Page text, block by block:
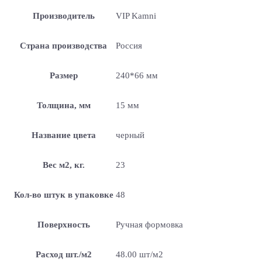
Производитель VIP Kamni
Страна производства Россия
Размер 240*66 мм
Толщина, мм 15 мм
Название цвета черный
Вес м2, кг. 23
Кол-во штук в упаковке 48
Поверхность Ручная формовка
Расход шт./м2 48.00 шт/м2